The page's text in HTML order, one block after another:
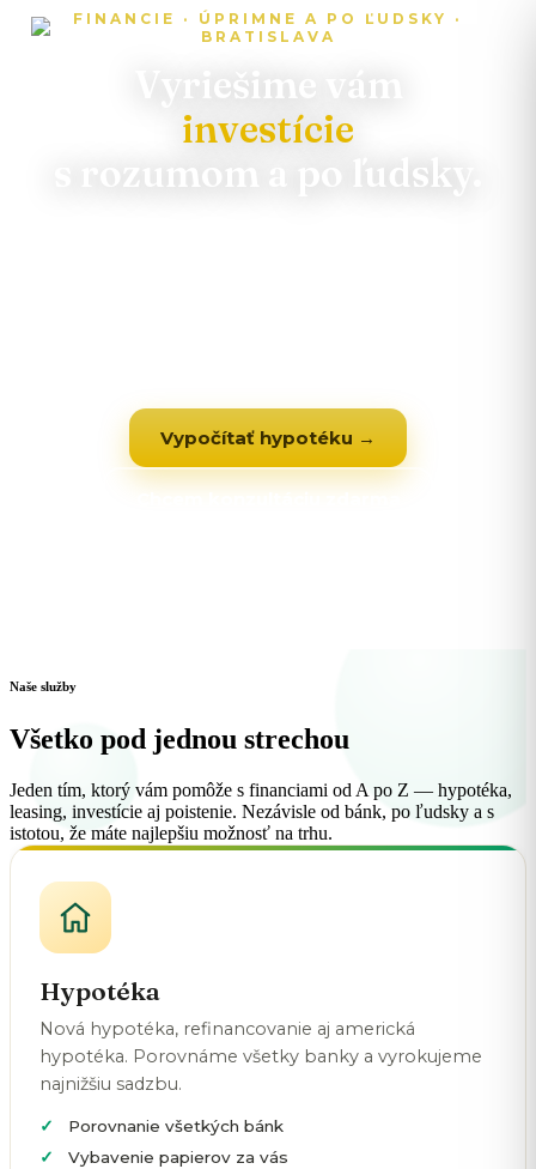
FINANCIE · ÚPRIMNE A PO ĽUDSKY ·
BRATISLAVA
Vyriešime vám
investície
s rozumom a po ľudsky.
Vypočítať hypotéku →
Naše služby
Všetko pod jednou strechou
Jeden tím, ktorý vám pomôže s financiami od A po Z — hypotéka,
leasing, investície aj poistenie. Nezávisle od bánk, po ľudsky a s
istotou, že máte najlepšiu možnosť na trhu.
Hypotéka
Nová hypotéka, refinancovanie aj americká
hypotéka. Porovnáme všetky banky a vyrokujeme
najnižšiu sadzbu.
Porovnanie všetkých bánk
Vybavenie papierov za vás